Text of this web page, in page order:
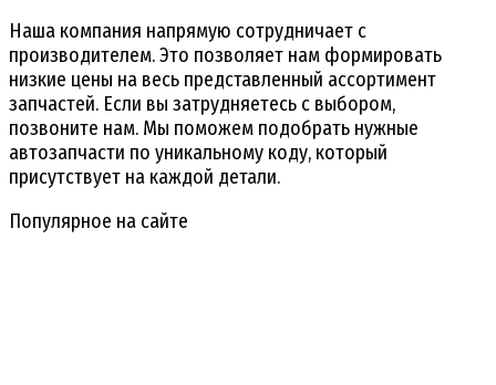
Наша компания напрямую сотрудничает с
производителем. Это позволяет нам формировать
низкие цены на весь представленный ассортимент
запчастей. Если вы затрудняетесь с выбором,
позвоните нам. Мы поможем подобрать нужные
автозапчасти по уникальному коду, который
присутствует на каждой детали.
Популярное на сайте